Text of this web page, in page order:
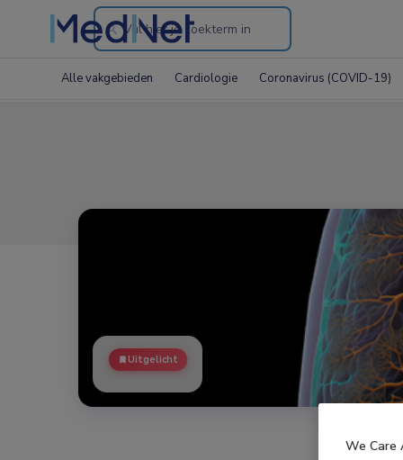
Search
the
Alle vakgebieden Cardiologie Coronavirus (COVID-19)
Uitgelicht
We Care